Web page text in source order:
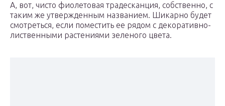
А, вот, чисто фиолетовая традесканция, собственно, с
таким же утвержденным названием. Шикарно будет
смотреться, если поместить ее рядом с декоративно-
лиственными растениями зеленого цвета.